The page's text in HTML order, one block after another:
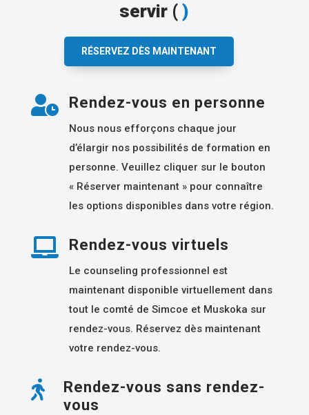
servir ()
RÉSERVEZ DÈS MAINTENANT
 Rendez-vous en personne
Nous nous efforçons chaque jour
d’élargir nos possibilités de formation en
personne. Veuillez cliquer sur le bouton
« Réserver maintenant » pour connaître
les options disponibles dans votre région.
 Rendez-vous virtuels
Le counseling professionnel est
maintenant disponible virtuellement dans
tout le comté de Simcoe et Muskoka sur
rendez-vous. Réservez dès maintenant
votre rendez-vous.

Rendez-vous sans rendez-
vous